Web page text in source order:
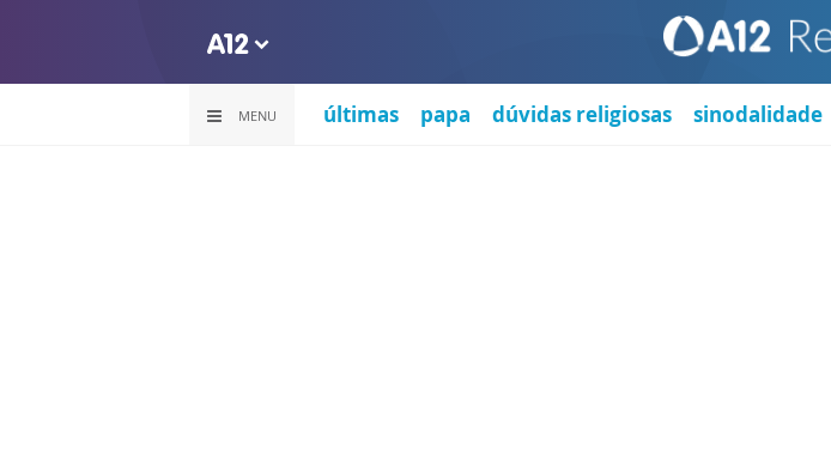
MENU últimas papa dúvidas religiosas sinodalidade